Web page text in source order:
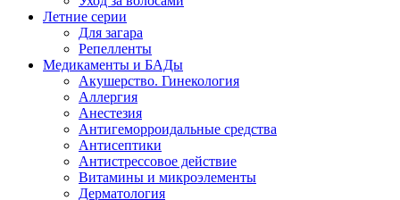
Летние серии
Для загара
Репелленты
Медикаменты и БАДы
Акушерство. Гинекология
Аллергия
Анестезия
Антигеморроидальные средства
Антисептики
Антистрессовое действие
Витамины и микроэлементы
Дерматология